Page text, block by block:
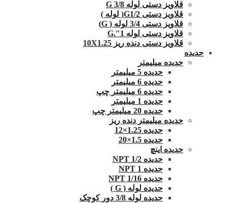
قلاویز دستی لوله G 3/8
قلاویز دستی G1/2( لوله )
قلاویز دستی 3/4 لوله ( G)
قلاویز دستی لوله 1″.G
قلاویز دستی دنده ریز 10X1.25
حدیده
حدیده میلیمتر
حدیده 5 میلیمتر
حدیده 6 میلیمتر
حدیده 6 میلیمتر چپ
حدیده 1 میلیمتر
حدیده 20 میلیمتر چپ
حدیده میلیمتر دنده ریز
حدیده 1.25×12
حدیده 1.5×20
حدیده اینچ
حدیده 1/2 NPT
حدیده NPT 1
حدیده 1/16 NPT
حدیده لوله ( G )
حدیده لوله 3/8 دور کوچک